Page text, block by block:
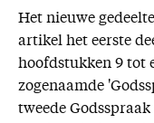
Het nieuwe
artikel het eerste
hoofdstukken 9 tot
zogenaamde
tweede